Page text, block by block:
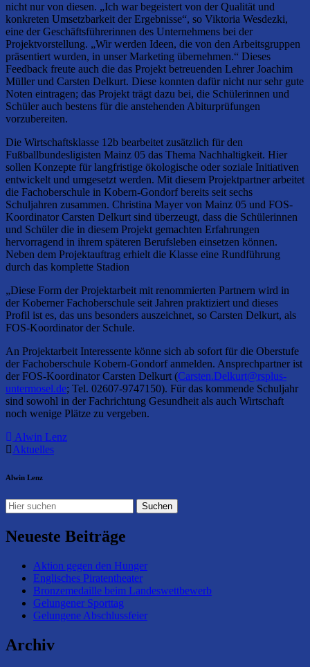
nicht nur von diesen. „Ich war begeistert von der Qualität und
konkreten Umsetzbarkeit der Ergebnisse“, so Viktoria Wesdezki,
eine der Geschäftsführerinnen des Unternehmens bei der
Projektvorstellung. „Wir werden Ideen, die von den Arbeitsgruppen
präsentiert wurden, in unser Marketing übernehmen.“ Dieses
Feedback freute auch die das Projekt betreuenden Lehrer Joachim
Müller und Carsten Delkurt. Diese konnten dafür nicht nur sehr gute
Noten eintragen; das Projekt trägt dazu bei, die Schülerinnen und
Schüler auch bestens für die anstehenden Abiturprüfungen
vorzubereiten.
Die Wirtschaftsklasse 12b bearbeitet zusätzlich für den
Fußballbundesligisten Mainz 05 das Thema Nachhaltigkeit. Hier
sollen Konzepte für langfristige ökologische oder soziale Initiativen
entwickelt und umgesetzt werden. Mit diesem Projektpartner arbeitet
die Fachoberschule in Kobern-Gondorf bereits seit sechs
Schuljahren zusammen. Christina Mayer von Mainz 05 und FOS-
Koordinator Carsten Delkurt sind überzeugt, dass die Schülerinnen
und Schüler die in diesem Projekt gemachten Erfahrungen
hervorragend in ihrem späteren Berufsleben einsetzen können.
Neben dem Projektauftrag erhielt die Klasse eine Rundführung
durch das komplette Stadion
„Diese Form der Projektarbeit mit renommierten Partnern wird in
der Koberner Fachoberschule seit Jahren praktiziert und dieses
Profil ist es, das uns besonders auszeichnet, so Carsten Delkurt, als
FOS-Koordinator der Schule.
An Projektarbeit Interessente könne sich ab sofort für die Oberstufe
der Fachoberschule Kobern-Gondorf anmelden. Ansprechpartner ist
der FOS-Koordinator Carsten Delkurt (Carsten.Delkurt@rsplus-
untermosel.de; Tel. 02607-9747150). Für das kommende Schuljahr
sind sowohl in der Fachrichtung Gesundheit als auch Wirtschaft
noch wenige Plätze zu vergeben.
Alwin Lenz
Aktuelles
Alwin Lenz
Neueste Beiträge
Aktion gegen den Hunger
Englisches Piratentheater
Bronzemedaille beim Landeswettbewerb
Gelungener Sporttag
Gelungene Abschlussfeier
Archiv